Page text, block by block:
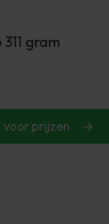
gram
voor prijzen